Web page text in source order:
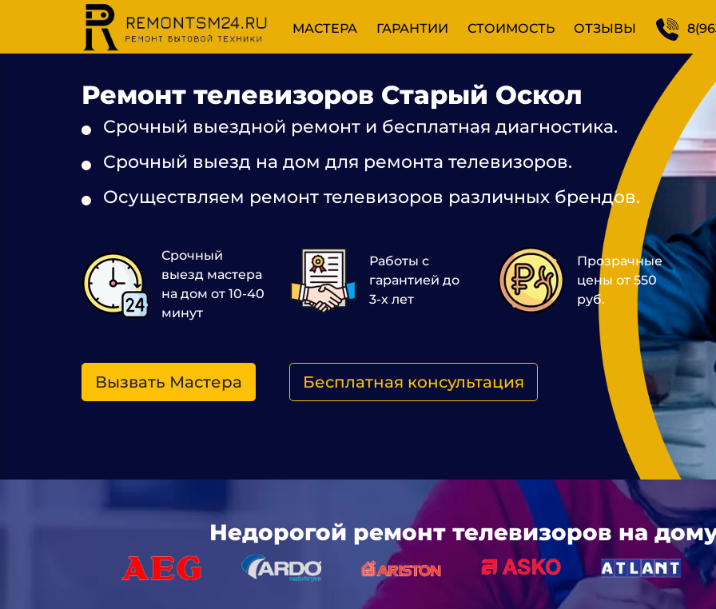
МАСТЕРА ГАРАНТИИ СТОИМОСТЬ ОТЗЫВЫ
Ремонт телевизоров Старый Оскол
Срочный выездной ремонт и бесплатная диагностика.
Срочный выезд на дом для ремонта телевизоров.
Осуществляем ремонт телевизоров различных брендов.
Срочный
выезд мастера
на дом от 10-40
минут
Работы с
гарантией до
3-х лет
Прозрачные
цены от 550
руб.
Вызвать Мастера Бесплатная консультация
Недорогой ремонт телевизоров на